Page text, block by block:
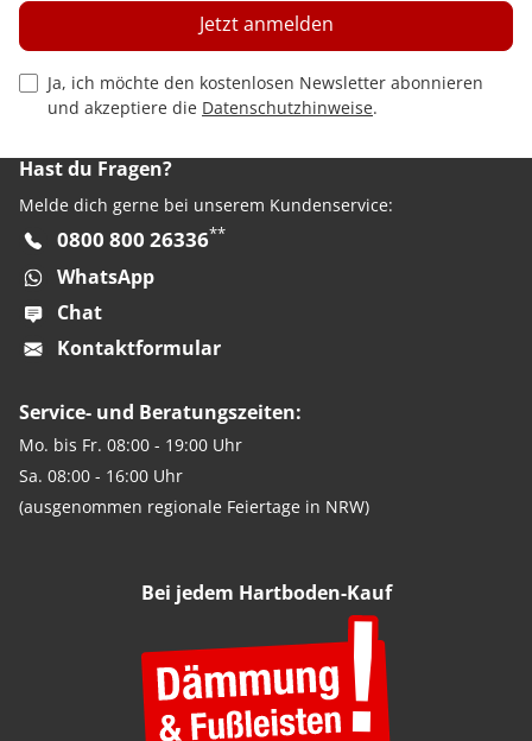
Privacy Policy Checkbox
Ja, ich möchte den kostenlosen Newsletter abonnieren
und akzeptiere die Datenschutzhinweise.
Jetzt anmelden
Hast du Fragen?
Melde dich gerne bei unserem Kundenservice:
0800 800 26336**
WhatsApp
Chat
Kontaktformular
Service- und Beratungszeiten:
Mo. bis Fr. 08:00 - 19:00 Uhr
Sa. 08:00 - 16:00 Uhr
(ausgenommen regionale Feiertage in NRW)
Bei jedem Hartboden-Kauf